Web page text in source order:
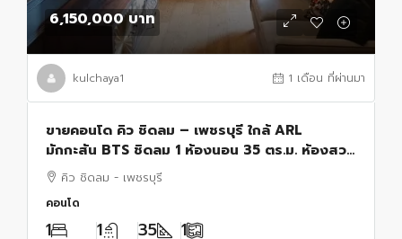
6,150,000 บาท
kulchaya1 1 เดือน ที่ผ่านมา
ขายคอนโด คิว ชิดลม – เพชรบุรี ใกล้ ARL
มักกะสัน BTS ชิดลม 1 ห้องนอน 35 ตร.ม. ห้องสวย
พร้อมอยู่ เหมาะลงทุน
คิว ชิดลม - เพชรบุรี
คอนโด
1 1 35 1